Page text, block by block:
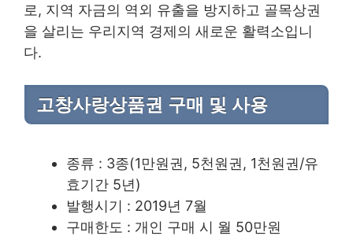
로, 지역 자금의 역외 유출을 방지하고 골목상권
을 살리는 우리지역 경제의 새로운 활력소입니
다.
고창사랑상품권 구매 및 사용
종류 : 3종(1만원권, 5천원권, 1천원권/유
효기간 5년)
발행시기 : 2019년 7월
구매한도 : 개인 구매 시 월 50만원